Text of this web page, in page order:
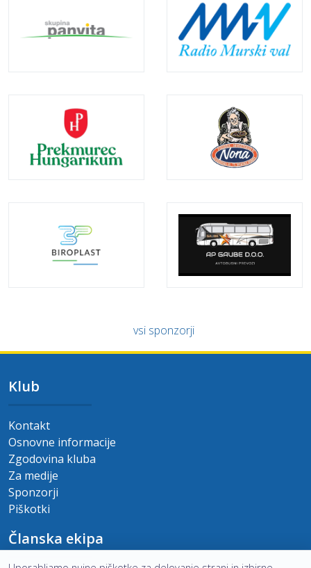
vsi sponzorji
Klub
Kontakt
Osnovne informacije
Zgodovina kluba
Za medije
Sponzorji
Piškotki
Članska ekipa